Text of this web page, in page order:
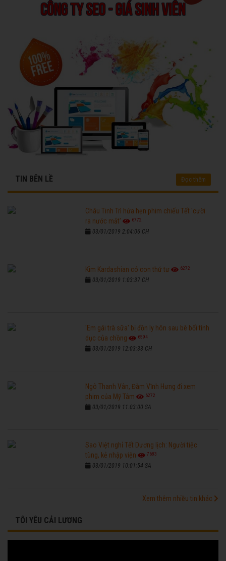
TIN BÊN LỀ Đọc thêm
Châu Tinh Trì hứa hẹn phim chiếu Tết 'cười
ra nước mắt'
6772
03/01/2019 2:04:06 CH
Kim Kardashian có con thứ tư 6272
03/01/2019 1:03:37 CH
'Em gái trà sữa' bị đồn ly hôn sau bê bối tình
dục của chồng
6594
03/01/2019 12:03:33 CH
Ngô Thanh Vân, Đàm Vĩnh Hưng đi xem
phim của Mỹ Tâm
6272
03/01/2019 11:03:00 SA
Sao Việt nghỉ Tết Dương lịch: Người tiệc
tùng, kẻ nhập viện
7683
03/01/2019 10:01:54 SA
Xem thêm nhiều tin khác
TÔI YÊU CẢI LƯƠNG